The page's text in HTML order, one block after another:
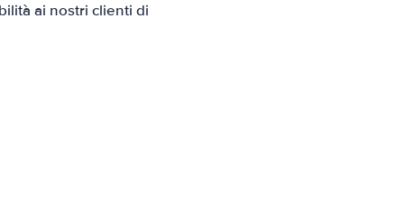
ai nostri clienti di